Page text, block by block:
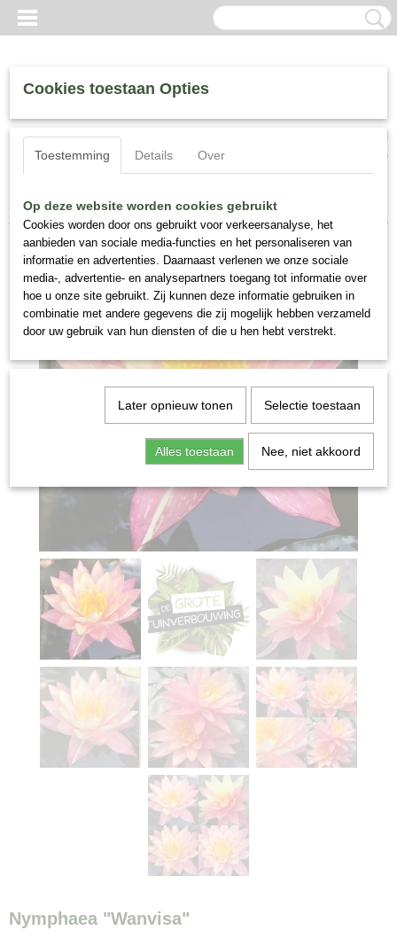
Inloggen Registreren
(0)
Home >Waterlelies>Nymphaea "Wanvisa"
Nymphaea "Wanvisa"
Cookies toestaan Opties
Toestemming Details Over
Op deze website worden cookies gebruikt
Cookies worden door ons gebruikt voor verkeersanalyse, het
aanbieden van sociale media-functies en het personaliseren van
informatie en advertenties. Daarnaast verlenen we onze sociale
media-, advertentie- en analysepartners toegang tot informatie over
hoe u onze site gebruikt. Zij kunnen deze informatie gebruiken in
combinatie met andere gegevens die zij mogelijk hebben verzameld
door uw gebruik van hun diensten of die u hen hebt verstrekt.
Later opnieuw tonen Selectie toestaan
Alles toestaan Nee, niet akkoord